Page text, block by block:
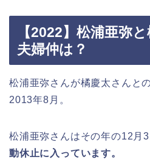
【2022】松浦亜弥
夫婦仲は？
松浦亜弥さんが橘慶太さんと
2013年8月。
松浦亜弥さんはその年の12月
動休止に入っています。